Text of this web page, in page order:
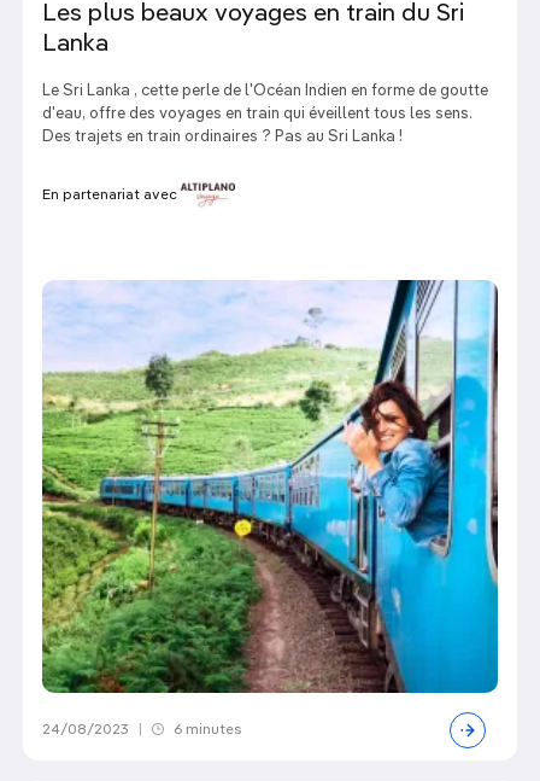
Les plus beaux voyages en train du Sri
Lanka
Le Sri Lanka , cette perle de l'Océan Indien en forme de goutte
d'eau, offre des voyages en train qui éveillent tous les sens.
Des trajets en train ordinaires ? Pas au Sri Lanka !
En partenariat avec
24/08/2023 6 minutes